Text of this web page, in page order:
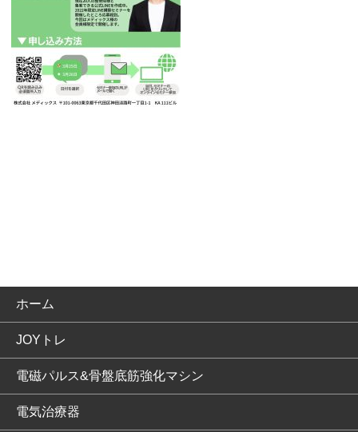
ホーム
JOYトレ
電磁パルス&骨盤底筋強化マシン
電気治療器